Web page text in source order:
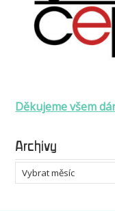
Děkujeme všem
Archivy
Archivy